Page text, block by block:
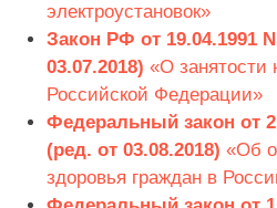
электроустановок»
Закон РФ от 19.04.1991
03.07.2018) «О занятости
Российской Федерации»
Федеральный закон от
(ред. от 03.08.2018) «Об
здоровья граждан в